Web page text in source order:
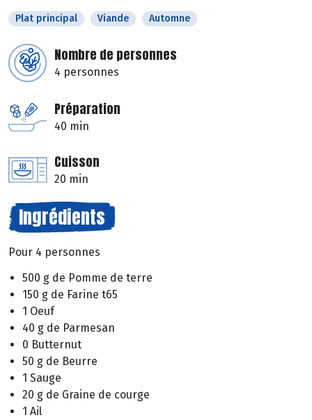
Plat principal Viande Automne
Nombre de personnes
4 personnes
Préparation
40 min
Cuisson
20 min
Ingrédients
Pour 4 personnes
500 g de Pomme de terre
150 g de Farine t65
1 Oeuf
40 g de Parmesan
0 Butternut
50 g de Beurre
1 Sauge
20 g de Graine de courge
1 Ail